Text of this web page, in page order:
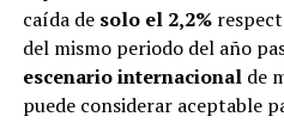
caída de solo el 2,2%
del mismo periodo del año
escenario internacionalde
puede considerar aceptable